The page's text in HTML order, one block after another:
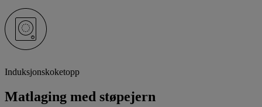
Induksjonskoketopp
Matlaging med støpejern